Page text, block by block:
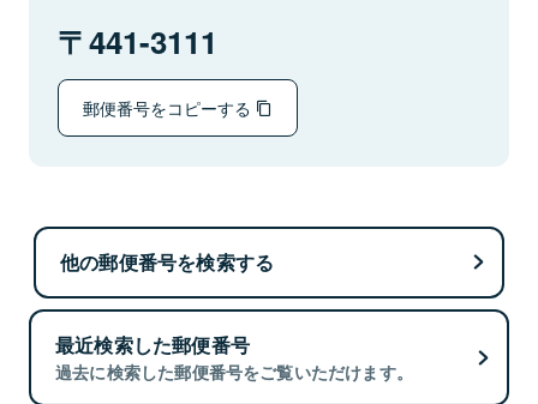
441-3111
郵便番号をコピーする
他の郵便番号を検索する
最近検索した郵便番号
過去に検索した郵便番号をご覧いただけます。